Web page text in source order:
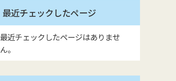
最近チェックしたページ
最近チェックしたページはありませ
ん。